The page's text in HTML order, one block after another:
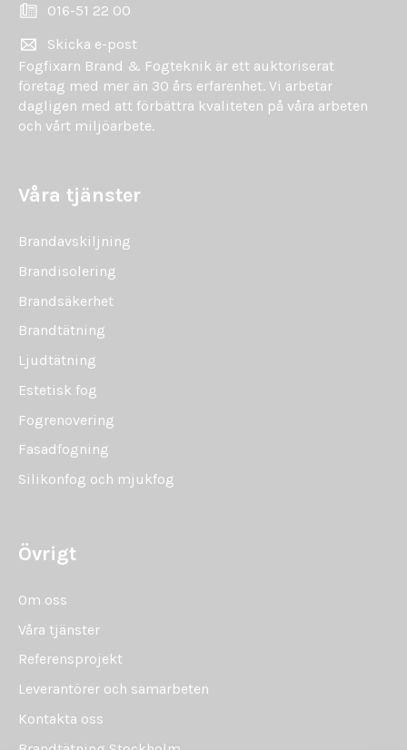
016-51 22 00
Skicka e-post
Fogfixarn Brand & Fogteknik är ett auktoriserat
företag med mer än 30 års erfarenhet. Vi arbetar
dagligen med att förbättra kvaliteten på våra arbeten
och vårt miljöarbete.
Våra tjänster
Brandavskiljning
Brandisolering
Brandsäkerhet
Brandtätning
Ljudtätning
Estetisk fog
Fogrenovering
Fasadfogning
Silikonfog och mjukfog
Övrigt
Om oss
Våra tjänster
Referensprojekt
Leverantörer och samarbeten
Kontakta oss